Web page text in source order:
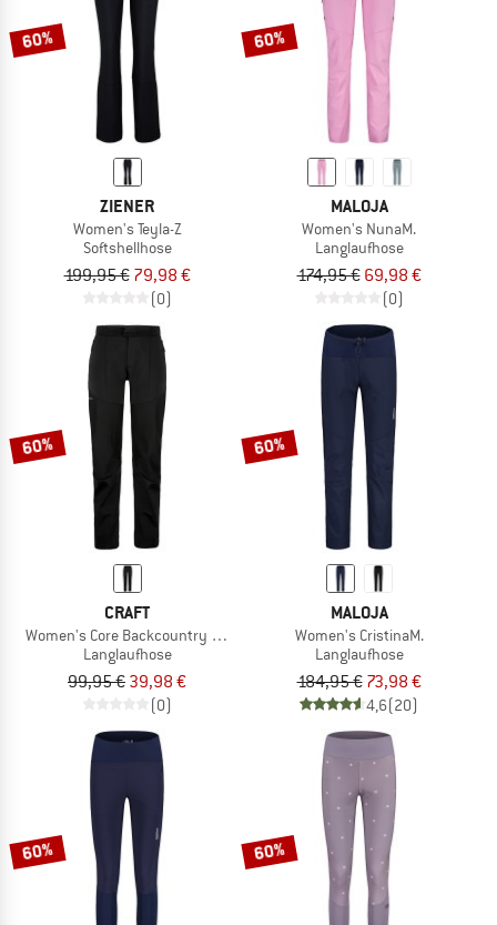
60%
ZIENER
Women's Teyla-Z
Softshellhose
199,95 € 79,98 €
(0)
60%
MALOJA
Women's NunaM.
Langlaufhose
174,95 € 69,98 €
(0)
60%
CRAFT
Women's Core Backcountry Pants
Langlaufhose
99,95 € 39,98 €
(0)
60%
MALOJA
Women's CristinaM.
Langlaufhose
184,95 € 73,98 €
4,6(20)
60% 60%